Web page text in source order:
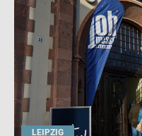
LEIPZIG